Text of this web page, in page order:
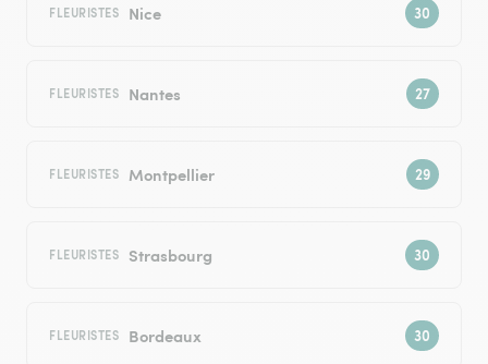
FLEURISTES Nice
FLEURISTES Nantes
FLEURISTES Montpellier
FLEURISTES Strasbourg
FLEURISTES Bordeaux